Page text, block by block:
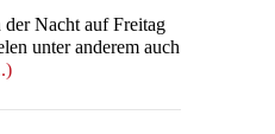
der Nacht auf Freitag
unter anderem auch